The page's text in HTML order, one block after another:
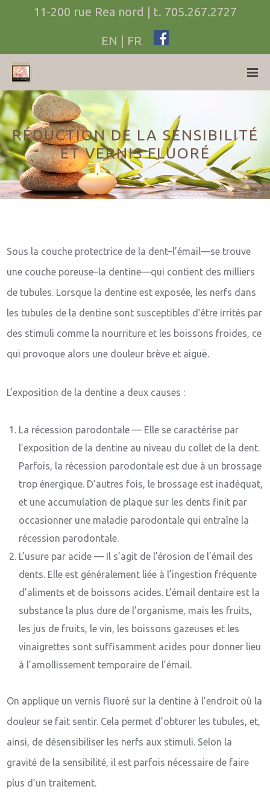
11-200 rue Rea nord | t. 705.267.2727
EN FR
RÉDUCTION DE LA SENSIBILITÉ
ET VERNIS FLUORÉ
Sous la couche protectrice de la dent–l’émail—se trouve
une couche poreuse–la dentine—qui contient des milliers
de tubules. Lorsque la dentine est exposée, les nerfs dans
les tubules de la dentine sont susceptibles d’être irrités par
des stimuli comme la nourriture et les boissons froides, ce
qui provoque alors une douleur brève et aiguë.
L’exposition de la dentine a deux causes :
La récession parodontale — Elle se caractérise par
l’exposition de la dentine au niveau du collet de la dent.
Parfois, la récession parodontale est due à un brossage
trop énergique. D’autres fois, le brossage est inadéquat,
et une accumulation de plaque sur les dents finit par
occasionner une maladie parodontale qui entraîne la
récession parodontale.
L’usure par acide — Il s’agit de l’érosion de l’émail des
dents. Elle est généralement liée à l’ingestion fréquente
d’aliments et de boissons acides. L’émail dentaire est la
substance la plus dure de l’organisme, mais les fruits,
les jus de fruits, le vin, les boissons gazeuses et les
vinaigrettes sont suffisamment acides pour donner lieu
à l’amollissement temporaire de l’émail.
On applique un vernis fluoré sur la dentine à l’endroit où la
douleur se fait sentir. Cela permet d’obturer les tubules, et,
ainsi, de désensibiliser les nerfs aux stimuli. Selon la
gravité de la sensibilité, il est parfois nécessaire de faire
plus d’un traitement.